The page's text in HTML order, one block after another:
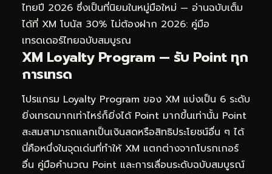
ไทยปี 2026 ซึ่งเป็นที่นิยมในหมู่มือใหม่ — อ่านฉบับเต็ม
ได้ที่ XM โบนัส 30% ไม่ต้องฝาก 2026: คู่มือ
เทรดเดอร์ไทยฉบับสมบูรณ
XM Loyalty Program — รับ Point ทุก
การเทรด
โปรแกรม Loyalty Program ของ XM แบ่งเป็น 6 ระดับ
ยิ่งเทรดมากเท่าไหร่ก็ยิ่งได้ Point มากขึ้นเท่านั้น Point
สะสมสามารถแลกเป็นเงินสดหรือสิทธิประโยชน์อื่น ๆ ได้
นี่คือหนึ่งในจุดเด่นที่ทำให้ XM แตกต่างจากโบรกเกอร์
อื่น คู่มือคำนวณ Point และการเลื่อนระดับฉบับสมบูรณ์